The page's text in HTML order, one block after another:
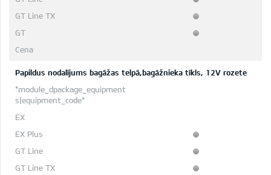
Papildus nodalījums bagāžas telpā,bagāžnieka tīkls, 12V rozete